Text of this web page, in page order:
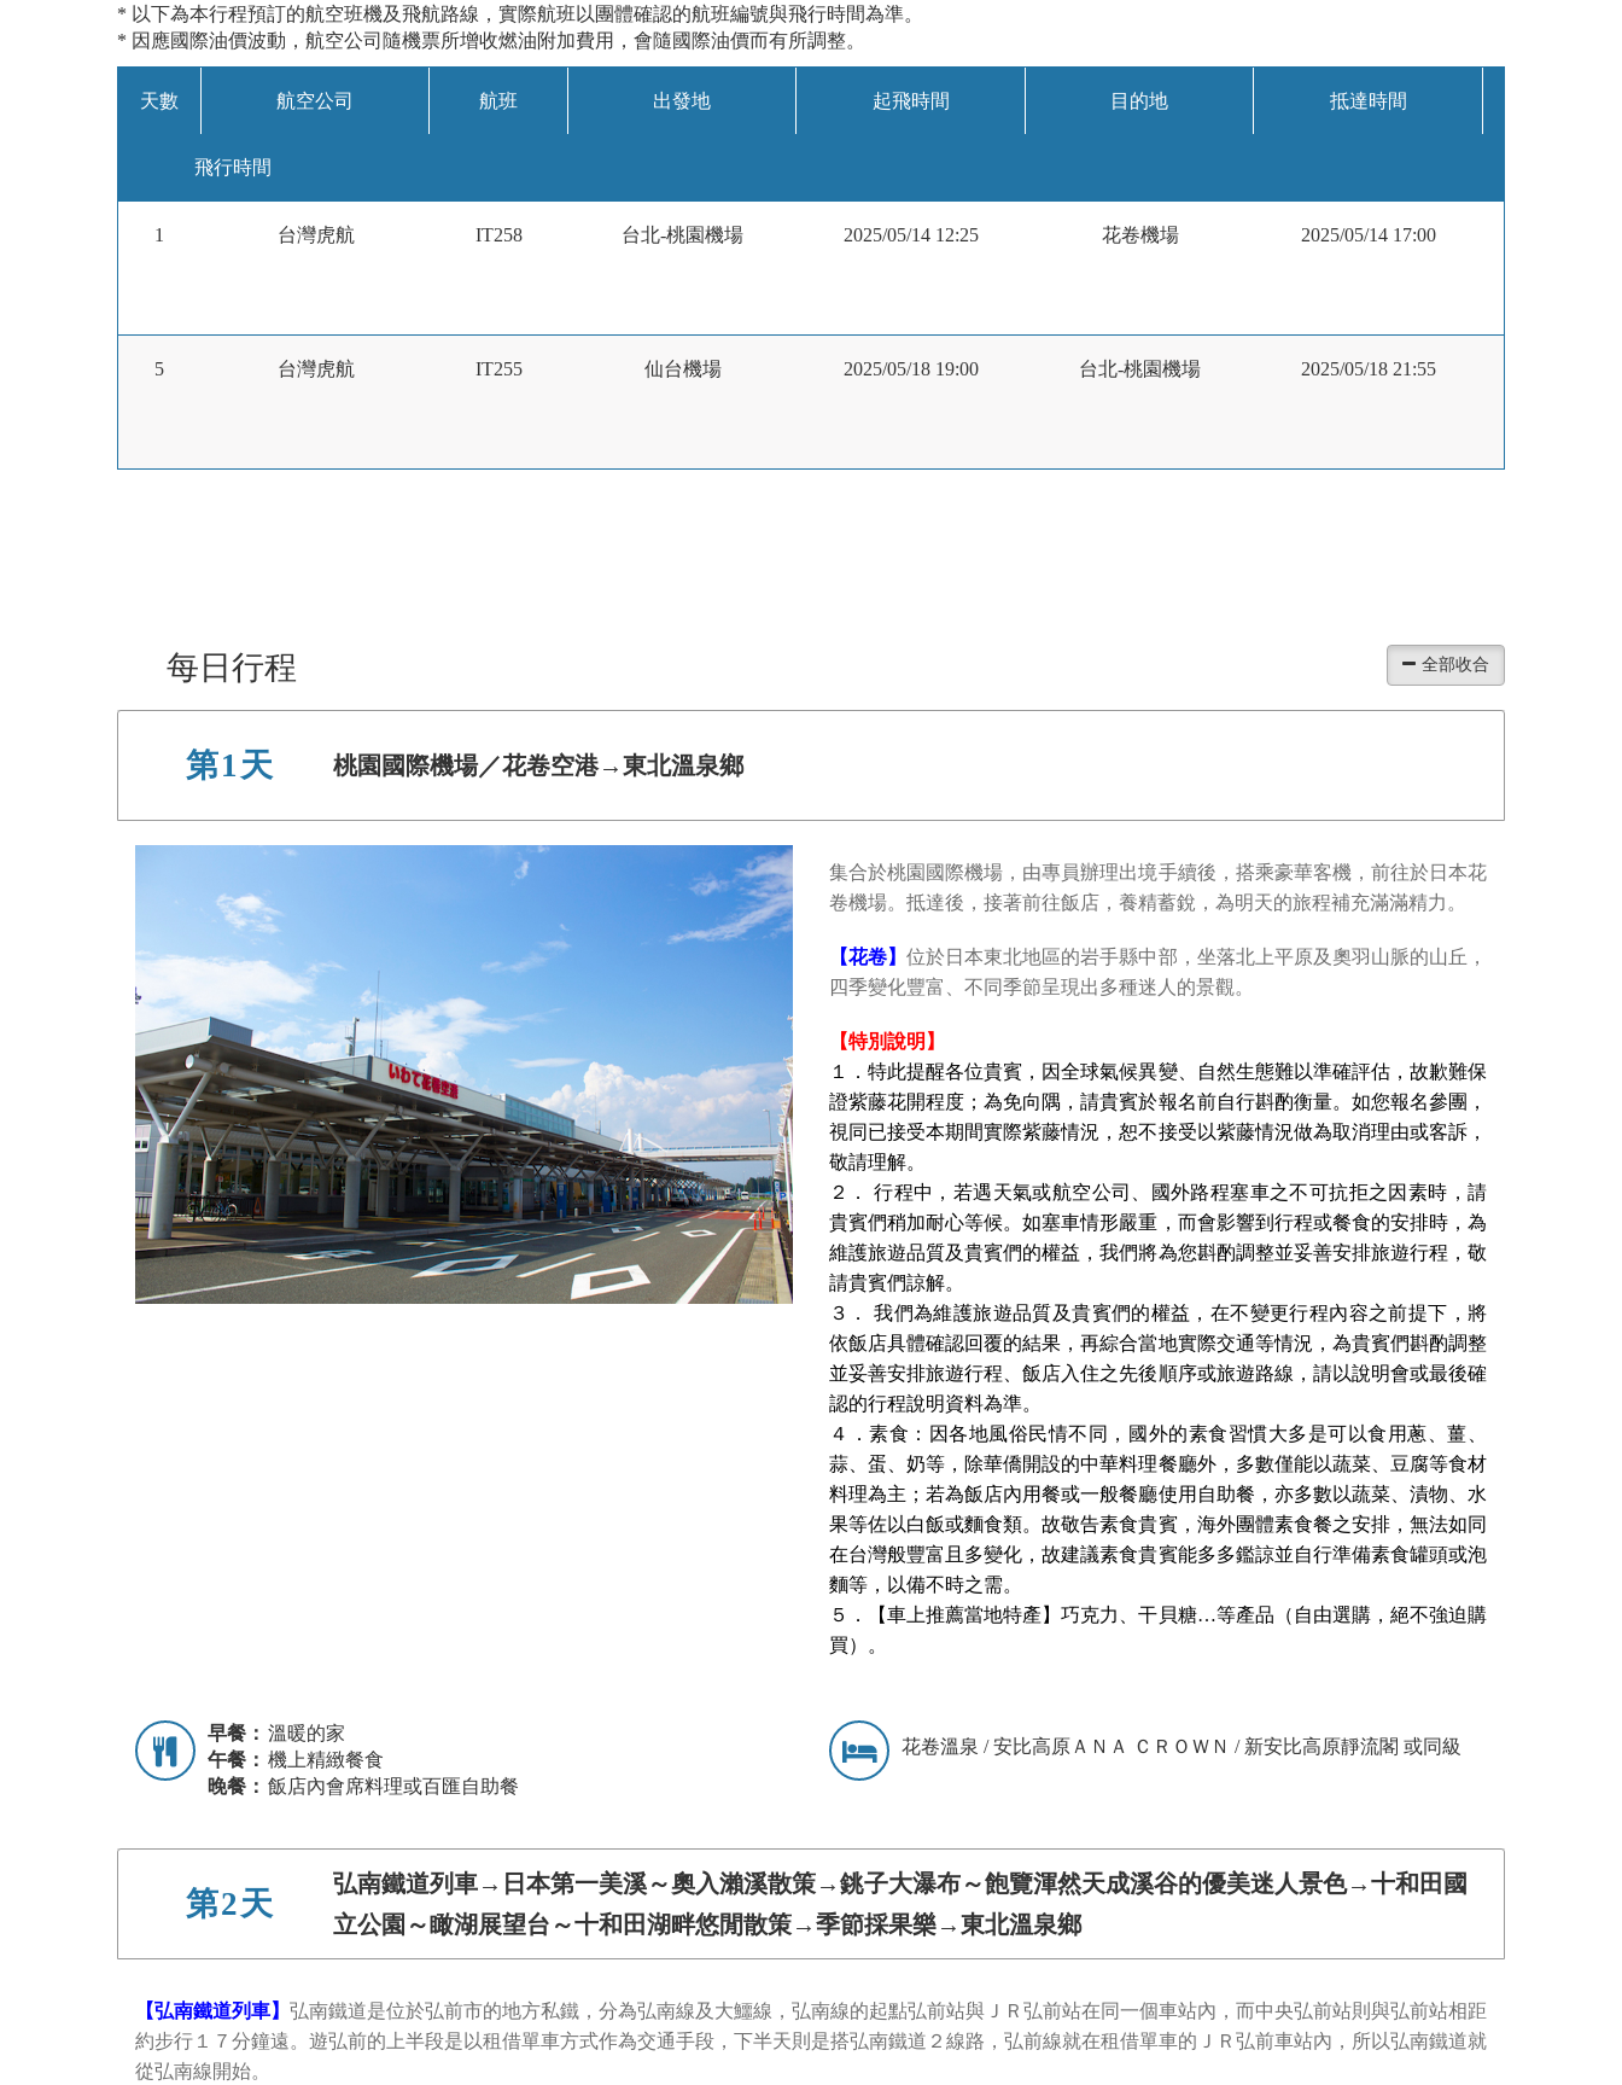
* 以下為本行程預訂的航空班機及飛航路線，實際航班以團體確認的航班編號與飛行時間為準。
* 因應國際油價波動，航空公司隨機票所增收燃油附加費用，會隨國際油價而有所調整。
天數 航空公司 航班 出發地 起飛時間 目的地 抵達時間
飛行時間
1 台灣虎航 IT258 台北-桃園機場 2025/05/14 12:25 花卷機場 2025/05/14 17:00
5 台灣虎航 IT255 仙台機場 2025/05/18 19:00 台北-桃園機場 2025/05/18 21:55
每日行程
第1天 桃園國際機場／花卷空港→東北溫泉鄉
集合於桃園國際機場，由專員辦理出境手續後，搭乘豪華客機，前往於⽇本花
卷機場。抵達後，接著前往飯店，養精蓄銳，為明天的旅程補充滿滿精力。
【花卷】位於日本東北地區的岩手縣中部，坐落北上平原及奧羽山脈的山丘，
四季變化豐富、不同季節呈現出多種迷人的景觀。
【特別說明】
１．特此提醒各位貴賓，因全球氣候異變、⾃然⽣態難以準確評估，故歉難保
證紫藤花開程度；為免向隅，請貴賓於報名前⾃⾏斟酌衡量。如您報名參團，
視同已接受本期間實際紫藤情況，恕不接受以紫藤情況做為取消理由或客訴，
敬請理解。
２． ⾏程中，若遇天氣或航空公司、國外路程塞⾞之不可抗拒之因素時，請
貴賓們稍加耐⼼等候。如塞⾞情形嚴重，⽽會影響到⾏程或餐食的安排時，為
維護旅遊品質及貴賓們的權益，我們將為您斟酌調整並妥善安排旅遊⾏程，敬
請貴賓們諒解。
３． 我們為維護旅遊品質及貴賓們的權益，在不變更⾏程內容之前提下，將
依飯店具體確認回覆的結果，再綜合當地實際交通等情況，為貴賓們斟酌調整
並妥善安排旅遊⾏程、飯店入住之先後順序或旅遊路線，請以說明會或最後確
認的⾏程說明資料為準。
４．素食：因各地風俗⺠情不同，國外的素食習慣⼤多是可以食⽤蔥、薑、
蒜、蛋、奶等，除華僑開設的中華料理餐廳外，多數僅能以蔬菜、豆腐等食材
料理為主；若為飯店內⽤餐或⼀般餐廳使⽤⾃助餐，亦多數以蔬菜、漬物、⽔
果等佐以⽩飯或麵食類。故敬告素食貴賓，海外團體素食餐之安排，無法如同
在台灣般豐富且多變化，故建議素食貴賓能多多鑑諒並⾃⾏準備素食罐頭或泡
麵等，以備不時之需。
５．【車上推薦當地特產】巧克力、干貝糖…等產品（自由選購，絕不強迫購
買）。
早餐： 溫暖的家
午餐： 機上精緻餐食
晚餐： 飯店內會席料理或百匯自助餐
花卷溫泉 / 安比高原ＡＮＡ ＣＲＯＷＮ / 新安比高原靜流閣 或同級
第2天
弘南鐵道列車→日本第一美溪～奧入瀨溪散策→銚子大瀑布～飽覽渾然天成溪谷的優美迷人景色→十和田國
立公園～瞰湖展望台～十和田湖畔悠閒散策→季節採果樂→東北溫泉鄉
【弘南鐵道列車】 弘南鐵道是位於弘前市的地方私鐵，分為弘南線及大鱷線，弘南線的起點弘前站與ＪＲ弘前站在同一個車站內，而中央弘前站則與弘前站相距
約步行１７分鐘遠。遊弘前的上半段是以租借單車方式作為交通手段，下半天則是搭弘南鐵道２線路，弘前線就在租借單車的ＪＲ弘前車站內，所以弘南鐵道就
從弘南線開始。